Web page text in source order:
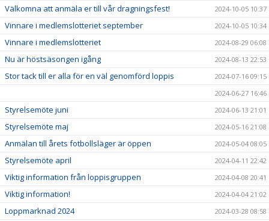
Välkomna att anmäla er till vår dragningsfest! 2024-10-05 10:37
Vinnare i medlemslotteriet september 2024-10-05 10:34
Vinnare i medlemslotteriet 2024-08-29 06:08
Nu är höstsäsongen igång 2024-08-13 22:53
Stor tack till er alla för en väl genomförd loppis
2024-07-16 09:15
2024-06-27 16:46
Styrelsemöte juni 2024-06-13 21:01
Styrelsemöte maj 2024-05-16 21:08
Anmälan till årets fotbollsläger är öppen 2024-05-04 08:05
Styrelsemöte april 2024-04-11 22:42
Viktig information från loppisgruppen 2024-04-08 20:41
Viktig information! 2024-04-04 21:02
Loppmarknad 2024 2024-03-28 08:58